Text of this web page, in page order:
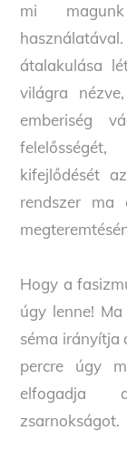
mi
átalakulása
világra
emberiség
kifejlődését
rendszer ma
Hogy a
úgy lenne!
séma irányítja
percre úgy
elfogadja
zsarnokságot.